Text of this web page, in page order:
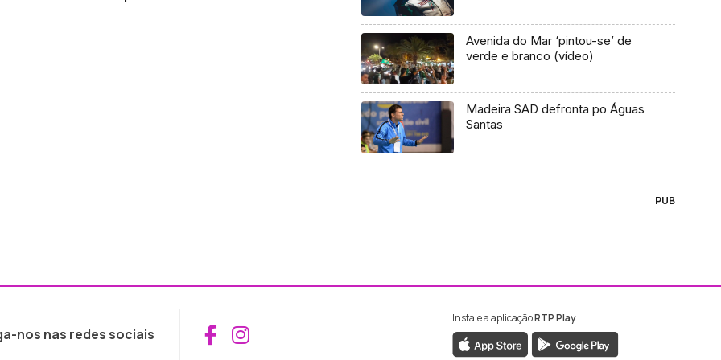
Avenida do Mar ‘pintou-se’ de
verde e branco (vídeo)
Madeira SAD defronta po Águas
Santas
PUB
nos nas redes sociais Aceder ao Facebook da RTP Madeira
Aceder ao Instagram da RTP Madeira
Instale a aplicaçãoRTP Play